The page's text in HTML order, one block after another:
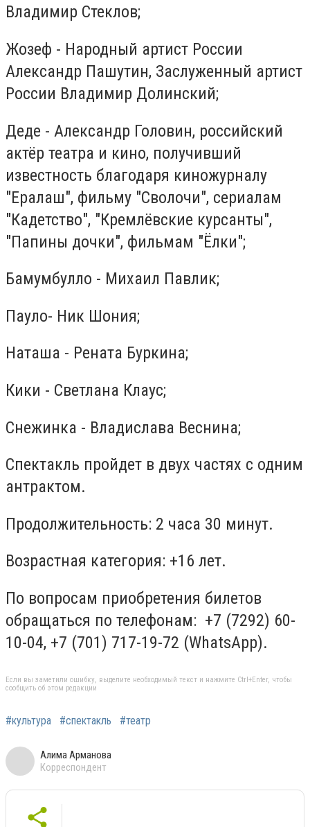
Владимир Стеклов;
Жозеф - Народный артист России
Александр Пашутин, Заслуженный артист
России Владимир Долинский;
Деде - Александр Головин, российский
актёр театра и кино, получивший
известность благодаря киножурналу
"Ералаш", фильму "Сволочи", сериалам
"Кадетство", "Кремлёвские курсанты",
"Папины дочки", фильмам "Ёлки";
Бамумбулло - Михаил Павлик;
Пауло- Ник Шония;
Наташа - Рената Буркина;
Кики - Светлана Клаус;
Снежинка - Владислава Веснина;
Спектакль пройдет в двух частях с одним
антрактом.
Продолжительность: 2 часа 30 минут.
Возрастная категория: +16 лет.
По вопросам приобретения билетов
обращаться по телефонам: +7 (7292) 60-
10-04, +7 (701) 717-19-72 (WhatsАpp).
Если вы заметили ошибку, выделите необходимый текст и нажмите Ctrl+Enter, чтобы
сообщить об этом редакции
#культура #спектакль #театр
Алима Арманова
Корреспондент